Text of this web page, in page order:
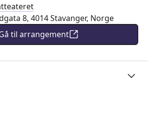
8, 4014 Stavanger, Norge
til arrangement